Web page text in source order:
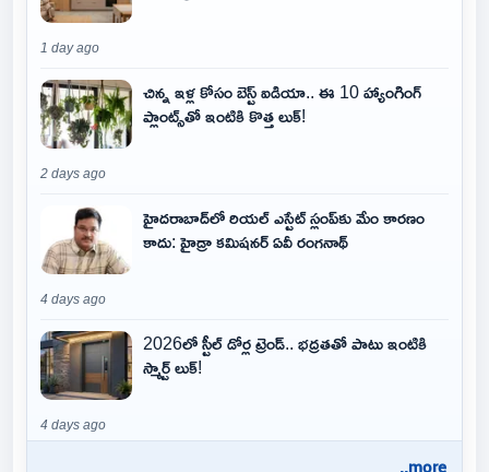
1 day ago
చిన్న ఇళ్ల కోసం బెస్ట్ ఐడియా.. ఈ 10 హ్యాంగింగ్
ప్లాంట్స్‌తో ఇంటికి కొత్త లుక్!
2 days ago
హైదరాబాద్‌లో రియల్ ఎస్టేట్ స్లంప్‌కు మేం కారణం
కాదు: హైడ్రా కమిషనర్ ఏవీ రంగనాథ్
4 days ago
2026లో స్టీల్ డోర్ల ట్రెండ్.. భద్రతతో పాటు ఇంటికి
స్మార్ట్ లుక్!
4 days ago
..more